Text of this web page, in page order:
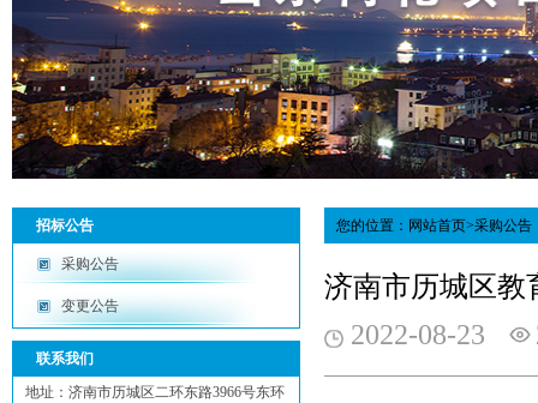
招标公告
采购公告
变更公告
联系我们
地址：济南市历城区二环东路3966号东环
您的位置： 网站首页>采购公告
济南市历城区教
2022-08-23